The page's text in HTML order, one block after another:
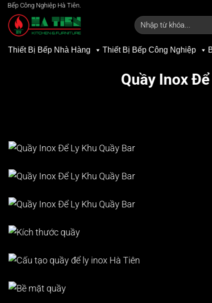
Bỏ
qua
nội
dung
Bếp Công Nghiệp Hà Tiên.
Tìm
kiếm:
Thiết Bị Bếp Nhà Hàng Thiết Bị Bếp Công Nghiệp
Quầy Inox